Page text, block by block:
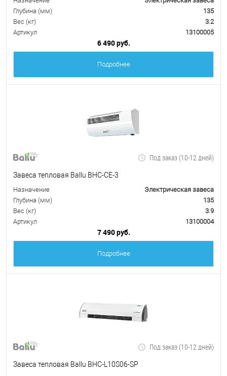
Глубина (мм)
135
Вес (кг)
3.2
Артикул
13100005
6 490 руб.
Подробнее
Под заказ (10-12 дней)
Завеса тепловая Ballu BHC-CE-3
Назначение
Электрическая завеса
Глубина (мм)
135
Вес (кг)
3.9
Артикул
13100004
7 490 руб.
Подробнее
Под заказ (10-12 дней)
Завеса тепловая Ballu BHC-L10S06-SP